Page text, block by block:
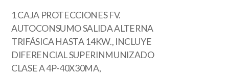
1 CAJA PROTECCIONES FV.
AUTOCONSUMO SALIDA ALTERNA
TRIFÁSICA HASTA 14KW., INCLUYE
DIFERENCIAL SUPERINMUNIZADO
CLASE A 4P-40X30MA,